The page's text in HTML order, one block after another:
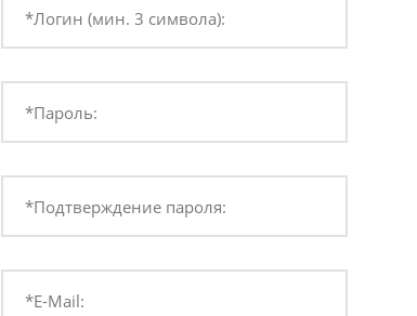
*Логин (мин. 3 символа):
*Пароль:
*Подтверждение пароля:
*E-Mail: